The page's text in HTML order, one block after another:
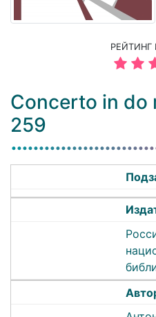
РЕЙТИНГ
Concerto in do
259